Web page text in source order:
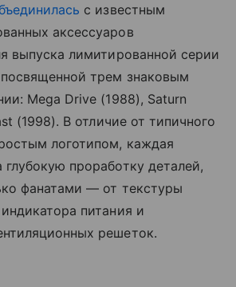
с известным
аксессуаров
выпуска лимитированной серии
трем знаковым
Mega Drive (1988), Saturn
(1998). В отличие от типичного
логотипом, каждая
проработку деталей,
фанатами — от текстуры
питания и
решеток.